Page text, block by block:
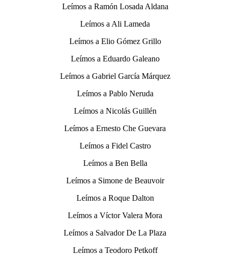
Leímos a Ramón Losada Aldana
Leímos a Ali Lameda
Leímos a Elio Gómez Grillo
Leímos a Eduardo Galeano
Leímos a Gabriel García Márquez
Leímos a Pablo Neruda
Leímos a Nicolás Guillén
Leímos a Ernesto Che Guevara
Leímos a Fidel Castro
Leímos a Ben Bella
Leímos a Simone de Beauvoir
Leímos a Roque Dalton
Leímos a Víctor Valera Mora
Leímos a Salvador De La Plaza
Leímos a Teodoro Petkoff